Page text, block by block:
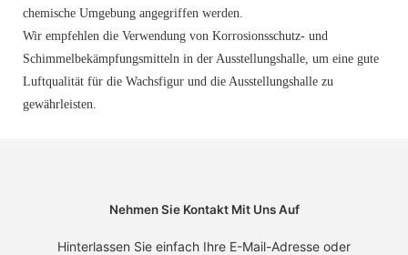
chemische Umgebung angegriffen werden.
Wir empfehlen die Verwendung von Korrosionsschutz- und
Schimmelbekämpfungsmitteln in der Ausstellungshalle, um eine gute
Luftqualität für die Wachsfigur und die Ausstellungshalle zu
gewährleisten.
Nehmen Sie Kontakt Mit Uns Auf
Hinterlassen Sie einfach Ihre E-Mail-Adresse oder